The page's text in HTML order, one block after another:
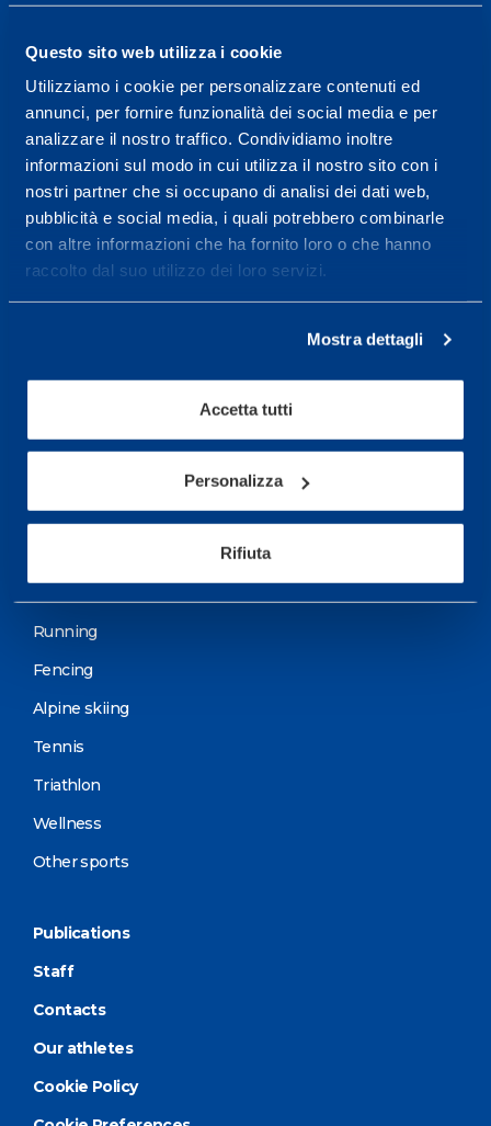
Questo sito web utilizza i cookie
Utilizziamo i cookie per personalizzare contenuti ed
annunci, per fornire funzionalità dei social media e per
analizzare il nostro traffico. Condividiamo inoltre
informazioni sul modo in cui utilizza il nostro sito con i
nostri partner che si occupano di analisi dei dati web,
pubblicità e social media, i quali potrebbero combinarle
con altre informazioni che ha fornito loro o che hanno
raccolto dal suo utilizzo dei loro servizi.
Mostra dettagli
Accetta tutti
Personalizza
Rifiuta
Service center for high
performance and well-
being.
More informations
Services
Sport
Cycling and MTB
Running
Fencing
Alpine skiing
Tennis
Triathlon
Wellness
Other sports
Publications
Staff
Contacts
Our athletes
Cookie Policy